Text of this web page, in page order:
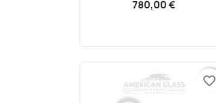
780,00 €
favorite_border